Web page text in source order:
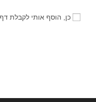
שלך
כן, הוסף אותי לקבלת דף